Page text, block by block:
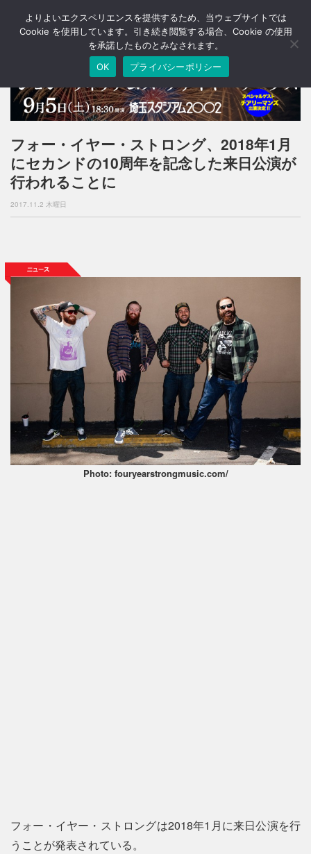
T
o
a
v
i
g
a
n
フォー・イヤー・ストロング、2018年1月
にセカンドの10周年を記念した来日公演が
行われることに
2017.11.2 木曜日
Photo: fouryearstrongmusic.com/
フォー・イヤー・ストロングは2018年1月に来日公演を行
うことが発表されている。
よりよいエクスペリエンスを提供するため、当ウェブサイトでは
Cookie を使用しています。引き続き閲覧する場合、Cookie の使用
を承諾したものとみなされます。
OK
プライバシーポリシー